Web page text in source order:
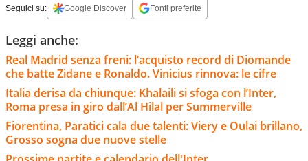
Seguici su: Google Discover Fonti preferite
Leggi anche:
Real Madrid senza freni: l’acquisto record di Diomande
che batte Zidane e Ronaldo. Vinicius rinnova: le cifre
Italia derisa da chiunque: Khalaili si sfoga con l’Inter,
Roma presa in giro dall’Al Hilal per Summerville
Fiorentina, Paratici cala due talenti: Viery e Oulai brillano,
Grosso sogna due nuove stelle